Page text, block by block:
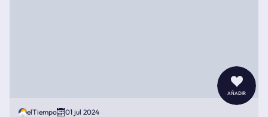
añadir
elTiempo 01 jul 2024